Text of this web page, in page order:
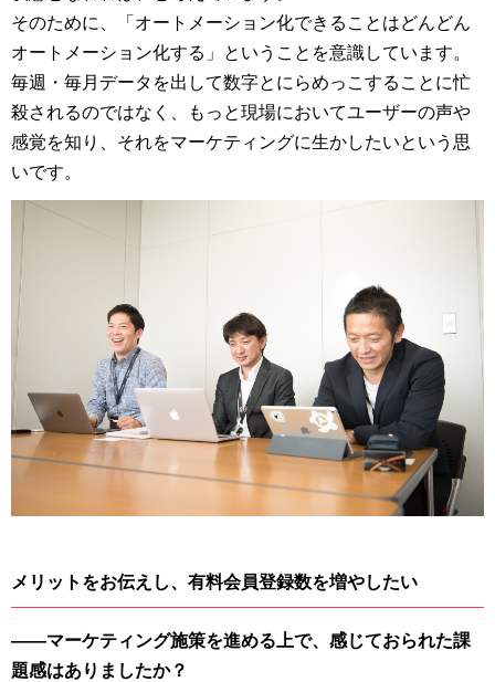
そのために、「オートメーション化できることはどんどん
オートメーション化する」ということを意識しています。
毎週・毎月データを出して数字とにらめっこすることに忙
殺されるのではなく、もっと現場においてユーザーの声や
感覚を知り、それをマーケティングに生かしたいという思
いです。
メリットをお伝えし、有料会員登録数を増やしたい
――マーケティング施策を進める上で、感じておられた課
題感はありましたか？